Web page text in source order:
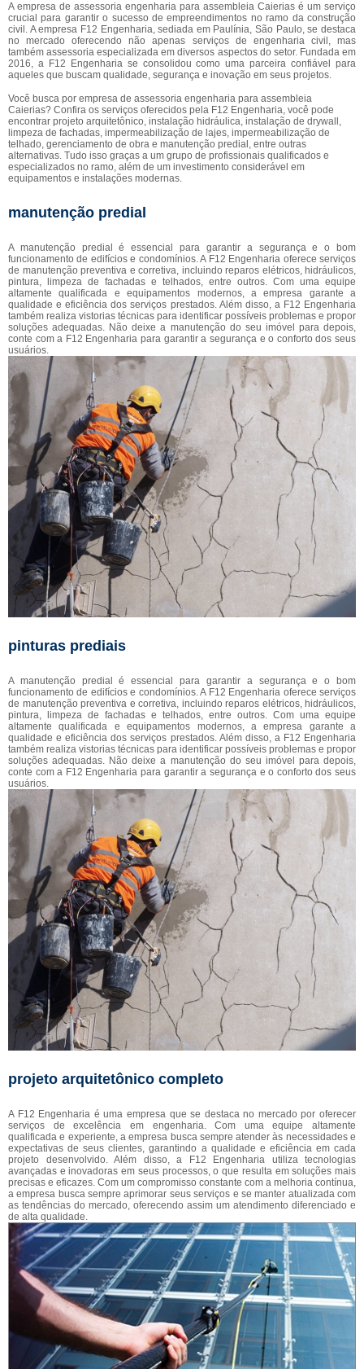
A empresa de assessoria engenharia para assembleia Caierias é um serviço
crucial para garantir o sucesso de empreendimentos no ramo da construção
civil. A empresa F12 Engenharia, sediada em Paulínia, São Paulo, se destaca
no mercado oferecendo não apenas serviços de engenharia civil, mas
também assessoria especializada em diversos aspectos do setor. Fundada em
2016, a F12 Engenharia se consolidou como uma parceira confiável para
aqueles que buscam qualidade, segurança e inovação em seus projetos.
Você busca por empresa de assessoria engenharia para assembleia
Caierias? Confira os serviços oferecidos pela F12 Engenharia, você pode
encontrar projeto arquitetônico, instalação hidráulica, instalação de drywall,
limpeza de fachadas, impermeabilização de lajes, impermeabilização de
telhado, gerenciamento de obra e manutenção predial, entre outras
alternativas. Tudo isso graças a um grupo de profissionais qualificados e
especializados no ramo, além de um investimento considerável em
equipamentos e instalações modernas.
manutenção predial
A manutenção predial é essencial para garantir a segurança e o bom
funcionamento de edifícios e condomínios. A F12 Engenharia oferece serviços
de manutenção preventiva e corretiva, incluindo reparos elétricos, hidráulicos,
pintura, limpeza de fachadas e telhados, entre outros. Com uma equipe
altamente qualificada e equipamentos modernos, a empresa garante a
qualidade e eficiência dos serviços prestados. Além disso, a F12 Engenharia
também realiza vistorias técnicas para identificar possíveis problemas e propor
soluções adequadas. Não deixe a manutenção do seu imóvel para depois,
conte com a F12 Engenharia para garantir a segurança e o conforto dos seus
usuários.
pinturas prediais
A manutenção predial é essencial para garantir a segurança e o bom
funcionamento de edifícios e condomínios. A F12 Engenharia oferece serviços
de manutenção preventiva e corretiva, incluindo reparos elétricos, hidráulicos,
pintura, limpeza de fachadas e telhados, entre outros. Com uma equipe
altamente qualificada e equipamentos modernos, a empresa garante a
qualidade e eficiência dos serviços prestados. Além disso, a F12 Engenharia
também realiza vistorias técnicas para identificar possíveis problemas e propor
soluções adequadas. Não deixe a manutenção do seu imóvel para depois,
conte com a F12 Engenharia para garantir a segurança e o conforto dos seus
usuários.
projeto arquitetônico completo
A F12 Engenharia é uma empresa que se destaca no mercado por oferecer
serviços de excelência em engenharia. Com uma equipe altamente
qualificada e experiente, a empresa busca sempre atender às necessidades e
expectativas de seus clientes, garantindo a qualidade e eficiência em cada
projeto desenvolvido. Além disso, a F12 Engenharia utiliza tecnologias
avançadas e inovadoras em seus processos, o que resulta em soluções mais
precisas e eficazes. Com um compromisso constante com a melhoria contínua,
a empresa busca sempre aprimorar seus serviços e se manter atualizada com
as tendências do mercado, oferecendo assim um atendimento diferenciado e
de alta qualidade.